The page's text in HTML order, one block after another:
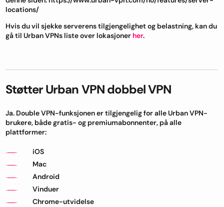
locations/
Hvis du vil sjekke serverens tilgjengelighet og belastning, kan du
gå til Urban VPNs liste over lokasjoner her.
Støtter Urban VPN dobbel VPN
Ja. Double VPN-funksjonen er tilgjengelig for alle Urban VPN-
brukere, både gratis- og premiumabonnenter, på alle
plattformer:
iOS
Mac
Android
Vinduer
Chrome-utvidelse